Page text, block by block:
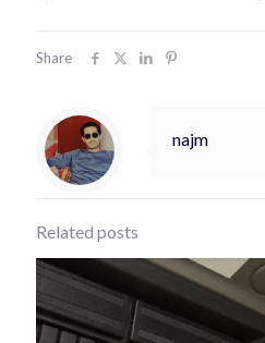
Share
najm
Related posts